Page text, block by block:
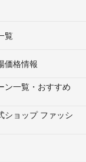
覧
価格情報
ン一覧・おすすめ
ショップ ファッシ